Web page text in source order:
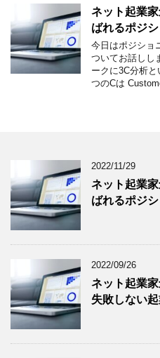
ネット起業
ばれるポジシ
今日はポジショ
ついてお話しし
ークに3C分析
つのCは
2022/11/29
ネット起業
ばれるポジシ
2022/09/26
ネット起業
失敗しない起